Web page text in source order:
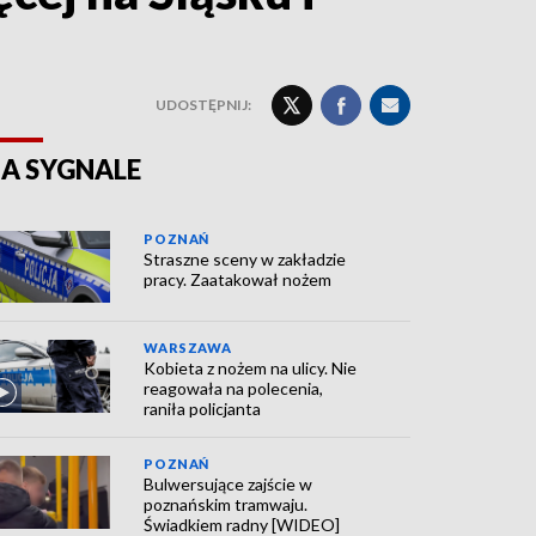
UDOSTĘPNIJ:
SYGNALE
POZNAŃ
Straszne sceny w zakładzie
pracy. Zaatakował nożem
WARSZAWA
Kobieta z nożem na ulicy. Nie
reagowała na polecenia,
raniła policjanta
POZNAŃ
Bulwersujące zajście w
poznańskim tramwaju.
Świadkiem radny [WIDEO]